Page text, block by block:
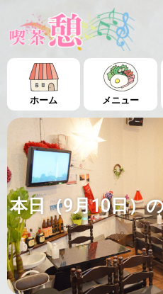
ホーム メニュー
本日（9月10日）